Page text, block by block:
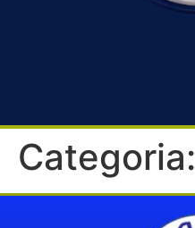
Categoria: